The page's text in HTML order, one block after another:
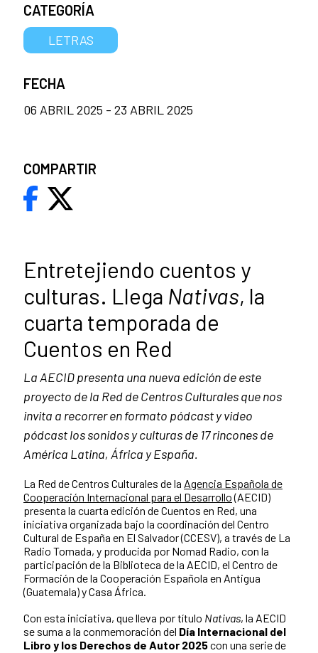
Entretejiendo cuentos y
culturas. Llega Nativas, la
cuarta temporada de
Cuentos en Red
La AECID presenta una nueva edición de este
proyecto de la Red de Centros Culturales que nos
invita a recorrer en formato pódcast y video
pódcast los sonidos y culturas de 17 rincones de
América Latina, África y España.
La Red de Centros Culturales de la Agencia Española de
Cooperación Internacional para el Desarrollo(AECID)
presenta la cuarta edición de Cuentos en Red, una
iniciativa organizada bajo la coordinación del Centro
Cultural de España en El Salvador (CCESV), a través de La
Radio Tomada, y producida por Nomad Radio, con la
participación de la Biblioteca de la AECID, el Centro de
Formación de la Cooperación Española en Antigua
(Guatemala) y Casa África.
Con esta iniciativa, que lleva por título Nativas, la AECID
se suma a la conmemoración del Día Internacional del
Libro y los Derechos de Autor 2025con una serie de
CATEGORÍA
LETRAS
FECHA
06 ABRIL 2025 - 23 ABRIL 2025
COMPARTIR